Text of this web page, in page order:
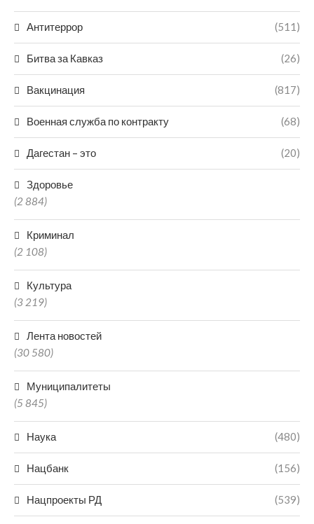
Антитеррор (511)
Битва за Кавказ (26)
Вакцинация (817)
Военная служба по контракту (68)
Дагестан – это (20)
Здоровье
(2 884)
Криминал
(2 108)
Культура
(3 219)
Лента новостей
(30 580)
Муниципалитеты
(5 845)
Наука (480)
Нацбанк (156)
Нацпроекты РД (539)